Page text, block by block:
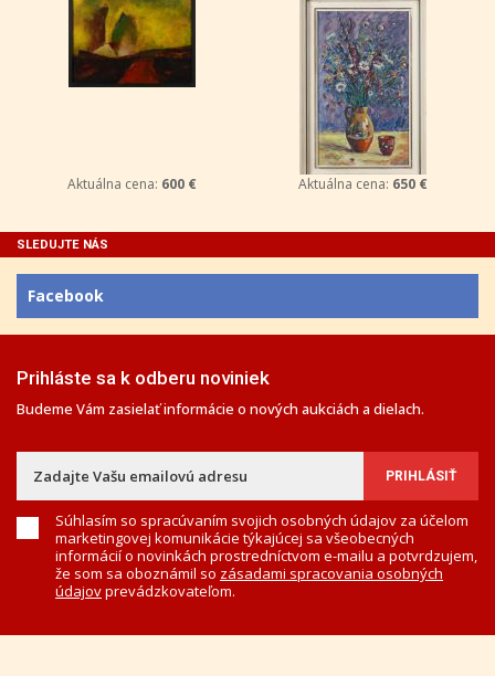
Aktuálna cena: 600 € Aktuálna cena: 650 €
SLEDUJTE NÁS
Facebook
Prihláste sa k odberu noviniek
Budeme Vám zasielať informácie o nových aukciách a dielach.
Súhlasím so spracúvaním svojich osobných údajov za účelom
marketingovej komunikácie týkajúcej sa všeobecných
informácií o novinkách prostredníctvom e-mailu a potvrdzujem,
že som sa oboznámil so zásadami spracovania osobných
údajovprevádzkovateľom.